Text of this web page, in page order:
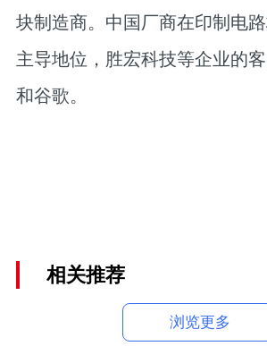
块制造商。中国厂商在印制电
主导地位，胜宏科技等企业的
和谷歌。
相关推荐
浏览更多